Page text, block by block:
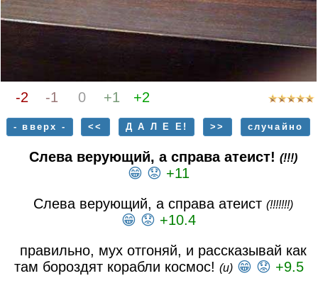
-2 -1 0 +1 +2
- вверх - << Д А Л Е Е! >> случайно
Слева верующий, а справа атеист! (!!!)
😁 😟 +11
Слева верующий, а справа атеист (!!!!!!!)
😁 😟 +10.4
правильно, мух отгоняй, и рассказывай как
там бороздят корабли космос! (и) 😁 😟 +9.5